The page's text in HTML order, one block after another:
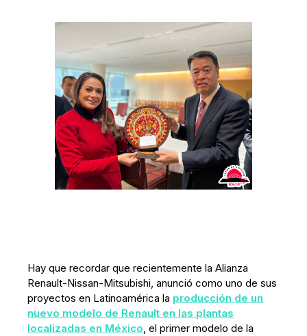
Hay que recordar que recientemente la Alianza
Renault-Nissan-Mitsubishi, anunció como uno de sus
proyectos en Latinoamérica la producción de un
nuevo modelo de Renault en las plantas
localizadas en México, el primer modelo de la